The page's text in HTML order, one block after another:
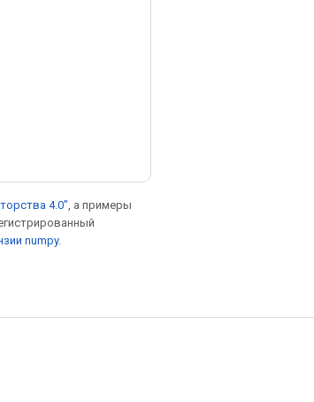
4.0" , а примеры
numpy.